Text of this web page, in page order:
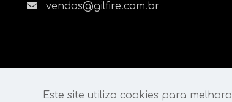
vendas@gilfire.com.br
Este site utiliza cookies para